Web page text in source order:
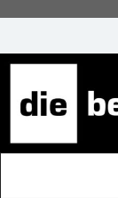
Zum
springen